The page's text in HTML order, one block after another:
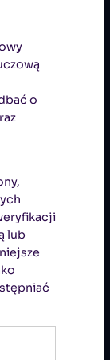
o
lub